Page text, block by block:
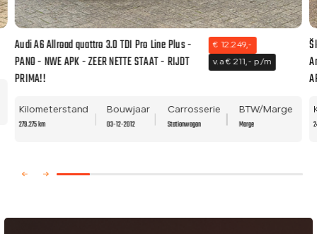
Audi A6 Allroad quattro 3.0 TDI Pro Line Plus -
PANO - NWE APK - ZEER NETTE STAAT - RIJDT
PRIMA!!
€ 12.249,-
v.a € 211,- p/m
Kilometerstand
279.275 km
Bouwjaar
03-12-2012
Carrosserie
Stationwagon
BTW/Marge
Marge